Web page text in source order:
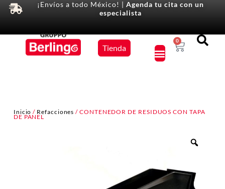
¡Envíos a todo México! | Agenda tu cita con un
especialista
Tienda
0
Inicio / Refacciones / CONTENEDOR DE RESIDUOS CON TAPA
DE PANEL